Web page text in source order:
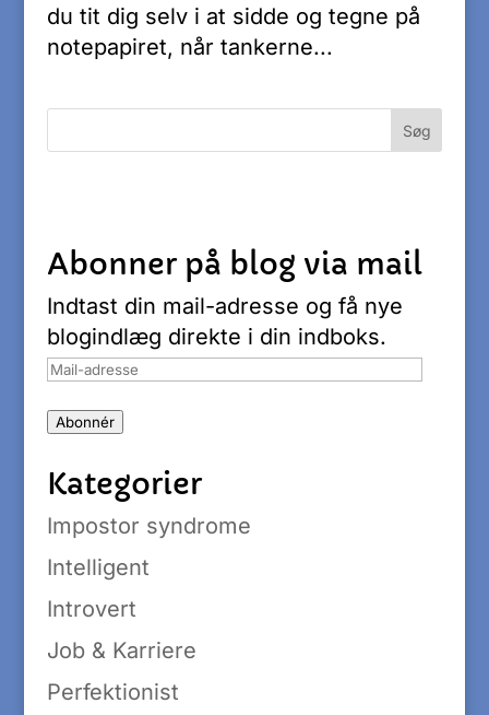
du tit dig selv i at sidde og tegne på
notepapiret, når tankerne...
Abonner på blog via mail
Indtast din mail-adresse og få nye
blogindlæg direkte i din indboks.
Mail-
Abonnér
Kategorier
Impostor syndrome
Intelligent
Introvert
Job & Karriere
Perfektionist